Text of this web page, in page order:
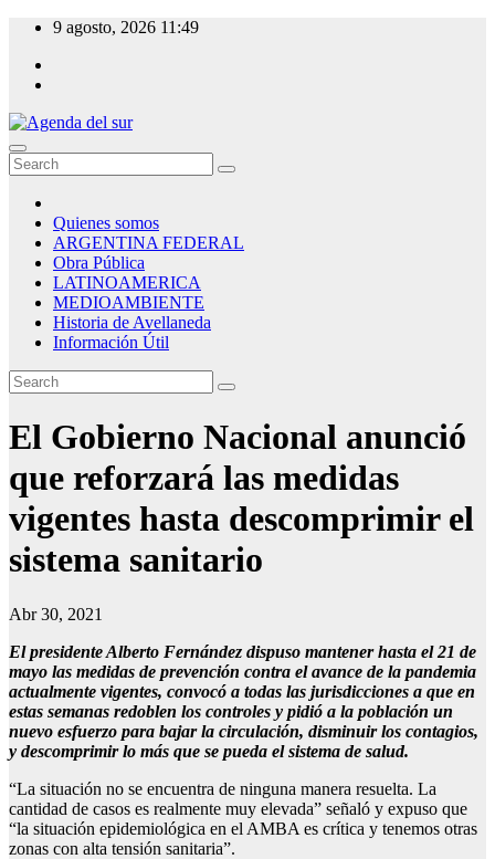
Skip
content
9 agosto, 2026 11:49
Agenda del sur
Quienes somos
ARGENTINA FEDERAL
Obra Pública
LATINOAMERICA
MEDIOAMBIENTE
Historia de Avellaneda
Información Útil
El Gobierno Nacional anunció
que reforzará las medidas
vigentes hasta descomprimir el
sistema sanitario
Abr 30, 2021
El presidente Alberto Fernández dispuso mantener hasta el 21 de
mayo las medidas de prevención contra el avance de la pandemia
actualmente vigentes, convocó a todas las jurisdicciones a que en
estas semanas redoblen los controles y pidió a la población un
nuevo esfuerzo para bajar la circulación, disminuir los contagios,
y descomprimir lo más que se pueda el sistema de salud.
“La situación no se encuentra de ninguna manera resuelta. La
cantidad de casos es realmente muy elevada” señaló y expuso que
“la situación epidemiológica en el AMBA es crítica y tenemos otras
zonas con alta tensión sanitaria”.